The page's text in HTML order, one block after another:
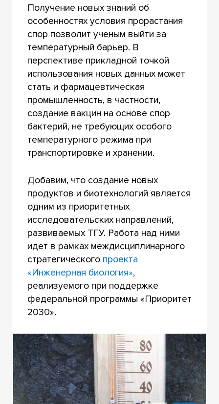
Получение новых знаний об
особенностях условия прорастания
спор позволит ученым выйти за
температурный барьер. В
перспективе прикладной точкой
использования новых данных может
стать и фармацевтическая
промышленность, в частности,
создание вакцин на основе спор
бактерий, не требующих особого
температурного режима при
транспортировке и хранении.
Добавим, что создание новых
продуктов и биотехнологий является
одним из приоритетных
исследовательских направлений,
развиваемых ТГУ. Работа над ними
идет в рамках междисциплинарного
стратегического проекта
«Инженерная биология»,
реализуемого при поддержке
федеральной программы «Приоритет
2030».